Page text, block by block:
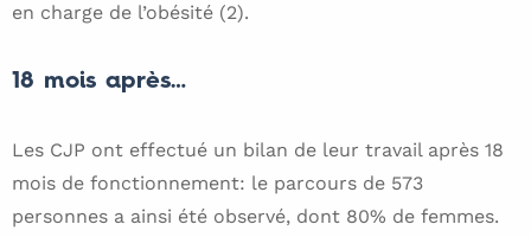
en charge de l’obésité (2).
18 mois après…
Les CJP ont effectué un bilan de leur travail après 18
mois de fonctionnement: le parcours de 573
personnes a ainsi été observé, dont 80% de femmes.